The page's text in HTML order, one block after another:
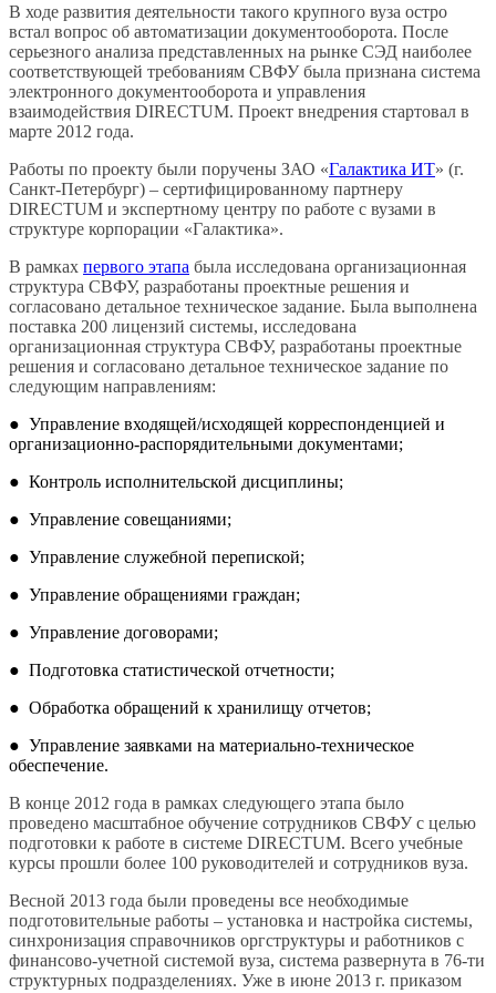
В ходе развития деятельности такого крупного вуза остро
встал вопрос об автоматизации документооборота. После
серьезного анализа представленных на рынке СЭД наиболее
соответствующей требованиям СВФУ была признана система
электронного документооборота и управления
взаимодействия DIRECTUM. Проект внедрения стартовал в
марте 2012 года.
Работы по проекту были поручены ЗАО «Галактика ИТ» (г.
Санкт-Петербург) – сертифицированному партнеру
DIRECTUM и экспертному центру по работе с вузами в
структуре корпорации «Галактика».
В рамках первого этапа была исследована организационная
структура СВФУ, разработаны проектные решения и
согласовано детальное техническое задание. Была выполнена
поставка 200 лицензий системы, исследована
организационная структура СВФУ, разработаны проектные
решения и согласовано детальное техническое задание по
следующим направлениям:
● Управление входящей/исходящей корреспонденцией и
организационно-распорядительными документами;
● Контроль исполнительской дисциплины;
● Управление совещаниями;
● Управление служебной перепиской;
● Управление обращениями граждан;
● Управление договорами;
● Подготовка статистической отчетности;
● Обработка обращений к хранилищу отчетов;
● Управление заявками на материально-техническое
обеспечение.
В конце 2012 года в рамках следующего этапа было
проведено масштабное обучение сотрудников СВФУ с целью
подготовки к работе в системе DIRECTUM. Всего учебные
курсы прошли более 100 руководителей и сотрудников вуза.
Весной 2013 года были проведены все необходимые
подготовительные работы – установка и настройка системы,
синхронизация справочников оргструктуры и работников с
финансово-учетной системой вуза, система развернута в 76-ти
структурных подразделениях. Уже в июне 2013 г. приказом